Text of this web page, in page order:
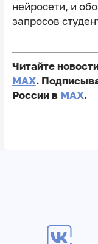
нейросети, и
запросов
Читайте
MAX.
России в MAX.